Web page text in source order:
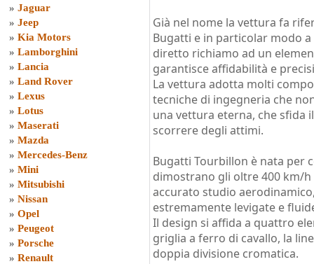
» Jaguar
» Jeep
» Kia Motors
» Lamborghini
» Lancia
» Land Rover
» Lexus
» Lotus
» Maserati
» Mazda
» Mercedes-Benz
» Mini
» Mitsubishi
» Nissan
» Opel
» Peugeot
» Porsche
» Renault
Già nel nome la vettura fa
Bugatti e in particolar modo a
diretto richiamo ad un
garantisce affidabilità e
La vettura adotta molti
tecniche di ingegneria che
una vettura eterna, che sfida
scorrere degli attimi.
Bugatti Tourbillon è nata per
dimostrano gli oltre 400 km/
accurato studio
estremamente levigate e
Il design si affida a quattro
griglia a ferro di cavallo, la
doppia divisione cromatica.